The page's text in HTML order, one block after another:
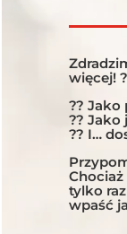
!!! Od grudnia
historią
więcej! ?
?? Jako
?? Jako
?? I…
tylko
wpaść